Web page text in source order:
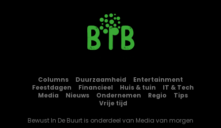
Columns Duurzaamheid
Entertainment
Feestdagen
Financieel Huis & tuin
IT & Tech
Media
Nieuws Ondernemen Regio
Tips
Vrije tijd
Bewust In De Buurt is onderdeel van Media van morgen